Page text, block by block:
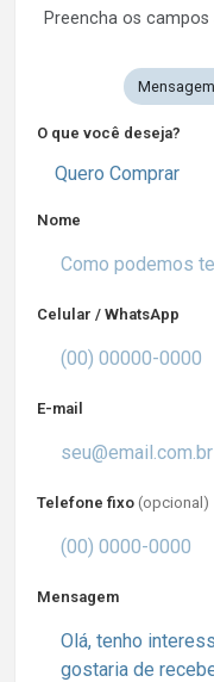
Preencha os
O que você deseja?
Quero Comprar
Nome
Celular / WhatsApp
E-mail
Telefone fixo (opcional)
Mensagem